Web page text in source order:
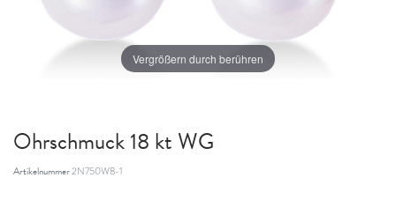
Vergrößern durch berühren
Ohrschmuck 18 kt WG
Artikelnummer2N750W8-1